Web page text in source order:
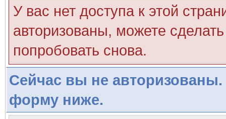
У вас нет доступа к этой
авторизованы, можете
попробовать снова.
Сейчас вы не авторизованы.
форму ниже.